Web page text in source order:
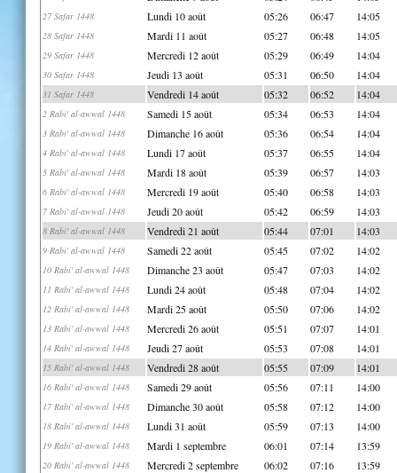
27 Safar 1448 Lundi 10 août 05:26 06:47 14:05
28 Safar 1448 Mardi 11 août 05:27 06:48 14:05
29 Safar 1448 Mercredi 12 août 05:29 06:49 14:04
30 Safar 1448 Jeudi 13 août 05:31 06:50 14:04
31 Safar 1448 Vendredi 14 août 05:32 06:52 14:04
2 Rabi' al-awwal 1448 Samedi 15 août 05:34 06:53 14:04
3 Rabi' al-awwal 1448 Dimanche 16 août 05:36 06:54 14:04
4 Rabi' al-awwal 1448 Lundi 17 août 05:37 06:55 14:04
5 Rabi' al-awwal 1448 Mardi 18 août 05:39 06:57 14:03
6 Rabi' al-awwal 1448 Mercredi 19 août 05:40 06:58 14:03
7 Rabi' al-awwal 1448 Jeudi 20 août 05:42 06:59 14:03
8 Rabi' al-awwal 1448 Vendredi 21 août 05:44 07:01 14:03
9 Rabi' al-awwal 1448 Samedi 22 août 05:45 07:02 14:02
10 Rabi' al-awwal 1448 Dimanche 23 août 05:47 07:03 14:02
11 Rabi' al-awwal 1448 Lundi 24 août 05:48 07:04 14:02
12 Rabi' al-awwal 1448 Mardi 25 août 05:50 07:06 14:02
13 Rabi' al-awwal 1448 Mercredi 26 août 05:51 07:07 14:01
14 Rabi' al-awwal 1448 Jeudi 27 août 05:53 07:08 14:01
15 Rabi' al-awwal 1448 Vendredi 28 août 05:55 07:09 14:01
16 Rabi' al-awwal 1448 Samedi 29 août 05:56 07:11 14:00
17 Rabi' al-awwal 1448 Dimanche 30 août 05:58 07:12 14:00
18 Rabi' al-awwal 1448 Lundi 31 août 05:59 07:13 14:00
19 Rabi' al-awwal 1448 Mardi 1 septembre 06:01 07:14 13:59
20 Rabi' al-awwal 1448 Mercredi 2 septembre 06:02 07:16 13:59